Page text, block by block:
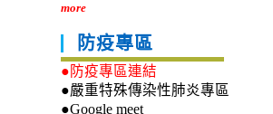
more
防疫專區
●防疫專區連結
●嚴重特殊傳染性肺炎專區
●Google meet